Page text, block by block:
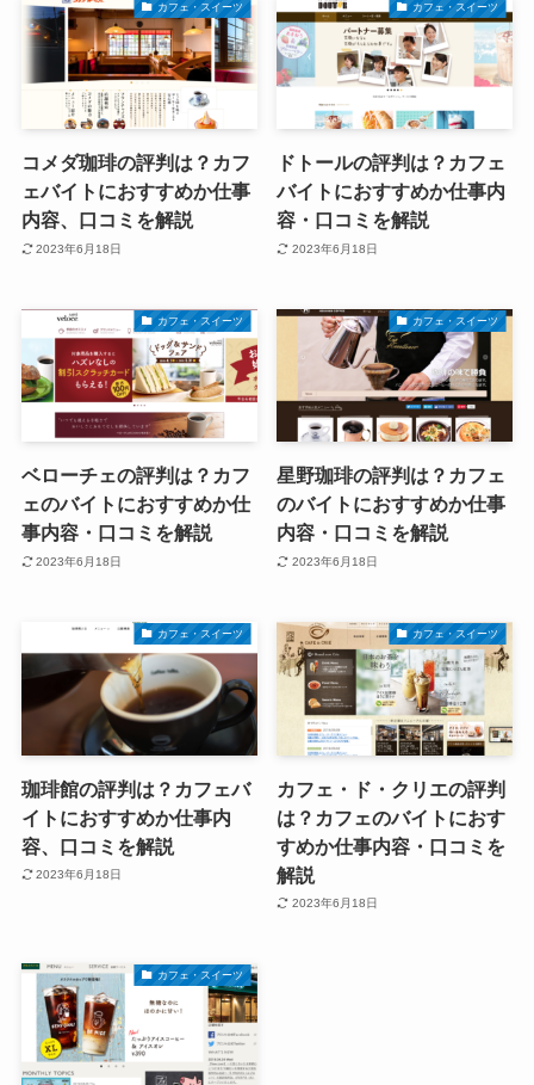
カフェ・スイーツ
コメダ珈琲の評判は？カフ
ェバイトにおすすめか仕事
内容、口コミを解説
2023年6月18日
カフェ・スイーツ
ドトールの評判は？カフェ
バイトにおすすめか仕事内
容・口コミを解説
2023年6月18日
カフェ・スイーツ
ベローチェの評判は？カフ
ェのバイトにおすすめか仕
事内容・口コミを解説
2023年6月18日
カフェ・スイーツ
星野珈琲の評判は？カフェ
のバイトにおすすめか仕事
内容・口コミを解説
2023年6月18日
カフェ・スイーツ
珈琲館の評判は？カフェバ
イトにおすすめか仕事内
容、口コミを解説
2023年6月18日
カフェ・スイーツ
カフェ・ド・クリエの評判
は？カフェのバイトにおす
すめか仕事内容・口コミを
解説
2023年6月18日
カフェ・スイーツ